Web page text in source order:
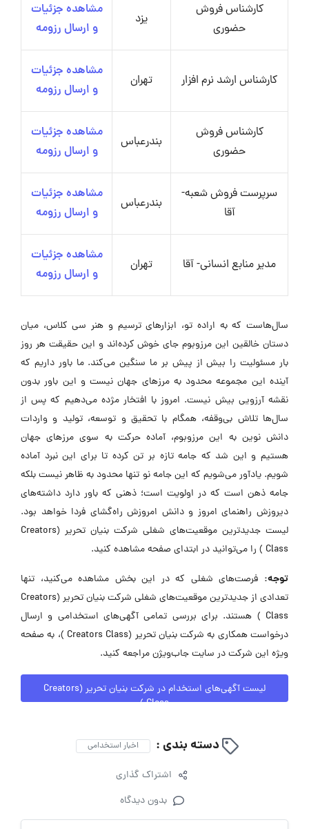
کارشناس فروش
حضوری
یزد
مشاهده جزئیات
و ارسال رزومه
کارشناس ارشد نرم افزار تهران
مشاهده جزئیات
و ارسال رزومه
کارشناس فروش
حضوری
بندرعباس
مشاهده جزئیات
و ارسال رزومه
سرپرست فروش شعبه-
آقا
بندرعباس
مشاهده جزئیات
و ارسال رزومه
مدیر منابع انسانی- آقا تهران
مشاهده جزئیات
و ارسال رزومه
سال‌هاست که به اراده تو، ابزارهای ترسیم و هنر سی کلاس، میان
دستان خالقین این مرزوبوم جای خوش کرده‌اند و این حقیقت هر روز
بار مسئولیت را بیش از پیش بر ما سنگین می‌کند. ما باور داریم که
آینده این مجموعه محدود به مرزهای جهان نیست و این باور بدون
نقشه آرزویی بیش نیست. امروز با افتخار مژده می‌دهیم که پس از
سال‌ها تلاش بی‌وقفه، همگام با تحقیق و توسعه، تولید و واردات
دانش نوین به این مرزوبوم، آماده حرکت به سوی مرزهای جهان
هستیم و این شد که جامه تازه بر تن کرده تا برای این نبرد آماده
شویم. یادآور می‌شویم که این جامه نو تنها محدود به ظاهر نیست بلکه
جامه ذهن است که در اولویت است؛ ذهنی که باور دارد داشته‌های
دیروزش راهنمای امروز و دانش امروزش راه‌گشای فردا خواهد بود.
لیست جدیدترین موقعیت‌های شغلی شرکت بنیان تحریر (Creators
Class ) را می‌توانید در ابتدای صفحه مشاهده کنید.
توجه: فرصت‌های شغلی که در این بخش مشاهده می‌کنید، تنها
تعدادی از جدیدترین موقعیت‌های شغلی شرکت بنیان تحریر (Creators
Class ) هستند. برای بررسی تمامی آگهی‌های استخدامی و ارسال
درخواست همکاری به شرکت بنیان تحریر (Creators Class )، به صفحه
ویژه این شرکت در سایت جاب‌ویژن مراجعه کنید.
لیست آگهی‌های استخدام در شرکت بنیان تحریر (Creators
Class )
دسته بندی : اخبار استخدامی
اشتراک گذاری
بدون دیدگاه